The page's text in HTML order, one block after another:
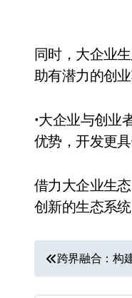
同时，大企业
助有潜力的创
•大企业与创业
优势，开发更
借力大企业生
创新的生态系统
文
章
跨界融合：构